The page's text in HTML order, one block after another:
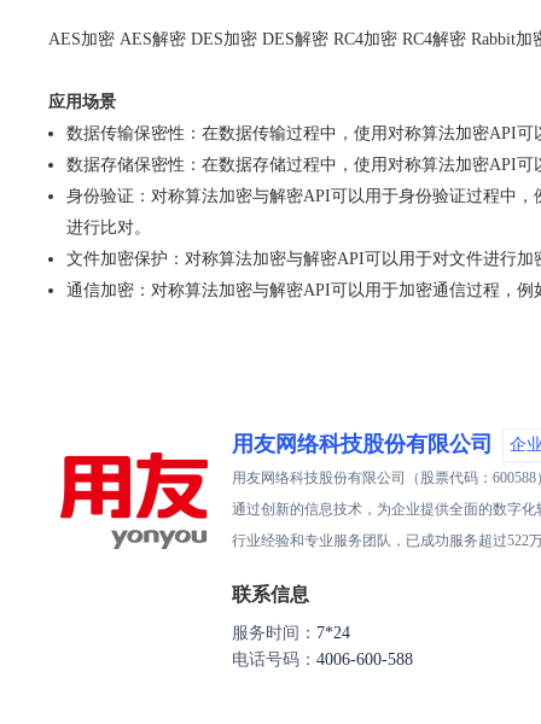
AES加密 AES解密 DES加密 DES解密 RC4加密 RC4解密 Rabbit
应用场景
数据传输保密性：在数据传输过程中，使用对称算法加密API
数据存储保密性：在数据存储过程中，使用对称算法加密API
身份验证：对称算法加密与解密API可以用于身份验证过程中
进行比对。
文件加密保护：对称算法加密与解密API可以用于对文件进行
通信加密：对称算法加密与解密API可以用于加密通信过程，
用友网络科技股份有限公司 企
用友网络科技股份有限公司（股票代码：
通过创新的信息技术，为企业提供全面的数字
行业经验和专业服务团队，已成功服务超过522
联系信息
服务时间： 7*24
电话号码： 4006-600-588